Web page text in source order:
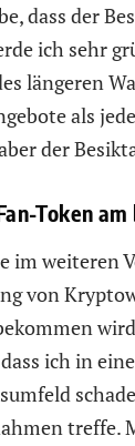
dass der
ich sehr
längeren
als
der
Token
im weiteren
von
ich in
treffe.